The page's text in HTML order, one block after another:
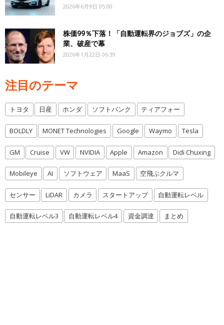
2026年6月9日 05:00
株価99％下落！「自動運転界のジョブズ」の企
業、破産で幕
2026年1月22日 06:39
注目のテーマ
トヨタ 日産 ホンダ ソフトバンク ティアフォー
BOLDLY MONET Technologies Google Waymo Tesla
GM Cruise VW NVIDIA Apple Amazon Didi Chuxing
Mobileye AI ソフトウェア MaaS 空飛ぶクルマ
センサー LiDAR カメラ スタートアップ 自動運転レベル
自動運転レベル3 自動運転レベル4 資金調達 まとめ